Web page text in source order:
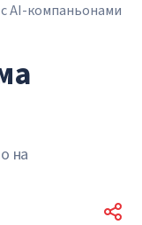
AI-компаньонами
на